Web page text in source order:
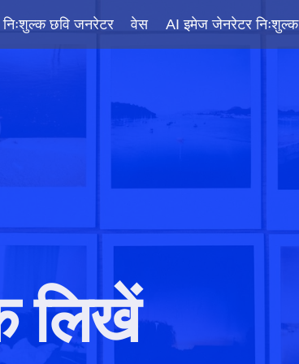
निःशुल्क छवि जनरेटर वेस AI इमेज जेनरेटर निःशुल्क
लिखें